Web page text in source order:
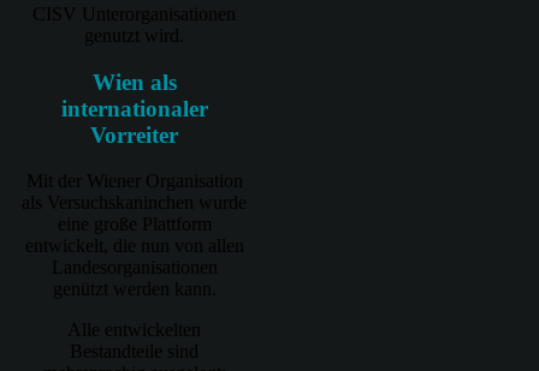
CISV Unterorganisationen
genutzt wird.
Wien als
internationaler
Vorreiter
Mit der Wiener Organisation
als Versuchskaninchen wurde
eine große Plattform
entwickelt, die nun von allen
Landesorganisationen
genützt werden kann.
Alle entwickelten
Bestandteile sind